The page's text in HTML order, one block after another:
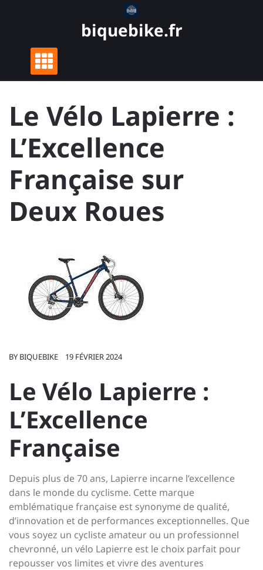
biquebike.fr
Le Vélo Lapierre :
L’Excellence
Française sur
Deux Roues
BY BIQUEBIKE 19 FÉVRIER 2024
Le Vélo Lapierre :
L’Excellence
Française
Depuis plus de 70 ans, Lapierre incarne l’excellence
dans le monde du cyclisme. Cette marque
emblématique française est synonyme de qualité,
d’innovation et de performances exceptionnelles. Que
vous soyez un cycliste amateur ou un professionnel
chevronné, un vélo Lapierre est le choix parfait pour
repousser vos limites et vivre des aventures